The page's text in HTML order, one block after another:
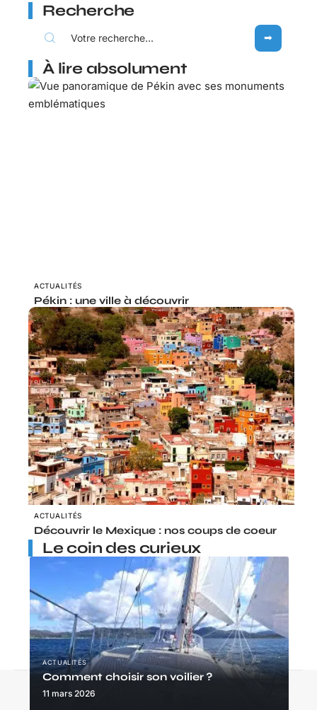
Recherche
À lire absolument
ACTUALITÉS
Pékin : une ville à découvrir
ACTUALITÉS
Découvrir le Mexique : nos coups de coeur
Le coin des curieux
ACTUALITÉS
Comment choisir son voilier ?
11 mars 2026
Contact